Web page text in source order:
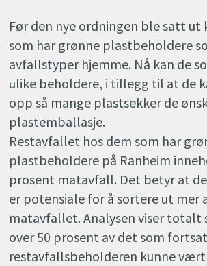
Før den nye ordningen ble satt ut
som har grønne plastbeholdere
avfallstyper hjemme. Nå kan de
ulike beholdere, i tillegg til at de
opp så mange plastsekker de
plastemballasje.
Restavfallet hos dem som har
plastbeholdere på Ranheim
prosent matavfall. Det betyr at
er potensiale for å sortere ut mer
matavfallet. Analysen viser
over 50 prosent av det som
restavfallsbeholderen kunne